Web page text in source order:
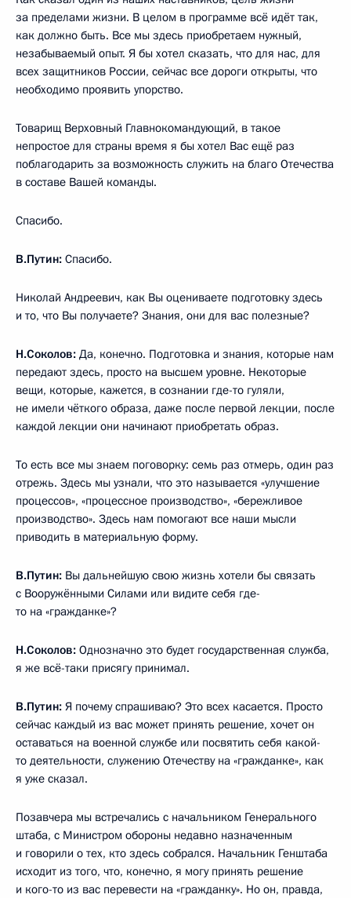
за пределами жизни. В целом в программе всё идёт так,
как должно быть. Все мы здесь приобретаем нужный,
незабываемый опыт. Я бы хотел сказать, что для нас, для
всех защитников России, сейчас все дороги открыты, что
необходимо проявить упорство.
Товарищ Верховный Главнокомандующий, в такое
непростое для страны время я бы хотел Вас ещё раз
поблагодарить за возможность служить на благо Отечества
в составе Вашей команды.
Спасибо.
В.Путин: Спасибо.
Николай Андреевич, как Вы оцениваете подготовку здесь
и то, что Вы получаете? Знания, они для вас полезные?
Н.Соколов: Да, конечно. Подготовка и знания, которые нам
передают здесь, просто на высшем уровне. Некоторые
вещи, которые, кажется, в сознании где-то гуляли,
не имели чёткого образа, даже после первой лекции, после
каждой лекции они начинают приобретать образ.
То есть все мы знаем поговорку: семь раз отмерь, один раз
отрежь. Здесь мы узнали, что это называется «улучшение
процессов», «процессное производство», «бережливое
производство». Здесь нам помогают все наши мысли
приводить в материальную форму.
В.Путин: Вы дальнейшую свою жизнь хотели бы связать
с Вооружёнными Силами или видите себя где-
то на «гражданке»?
Н.Соколов: Однозначно это будет государственная служба,
я же всё-таки присягу принимал.
В.Путин: Я почему спрашиваю? Это всех касается. Просто
сейчас каждый из вас может принять решение, хочет он
оставаться на военной службе или посвятить себя какой-
то деятельности, служению Отечеству на «гражданке», как
я уже сказал.
Позавчера мы встречались с начальником Генерального
штаба, с Министром обороны недавно назначенным
и говорили о тех, кто здесь собрался. Начальник Генштаба
исходит из того, что, конечно, я могу принять решение
и кого-то из вас перевести на «гражданку». Но он, правда,